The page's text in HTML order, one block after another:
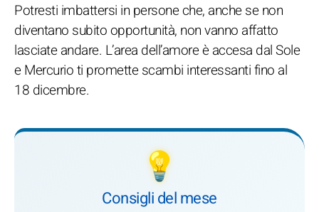
Potresti imbattersi in persone che, anche se non
diventano subito opportunità, non vanno affatto
lasciate andare. L’area dell’amore è accesa dal Sole
e Mercurio ti promette scambi interessanti fino al
18 dicembre.
💡
Consigli del mese